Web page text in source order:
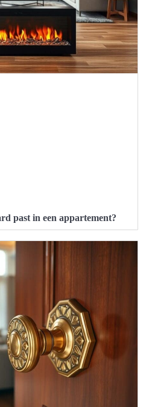
past in een appartement?